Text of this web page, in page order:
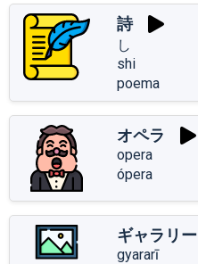
詩
し
shi
poema
オペラ
opera
ópera
ギャラリー
gyararī